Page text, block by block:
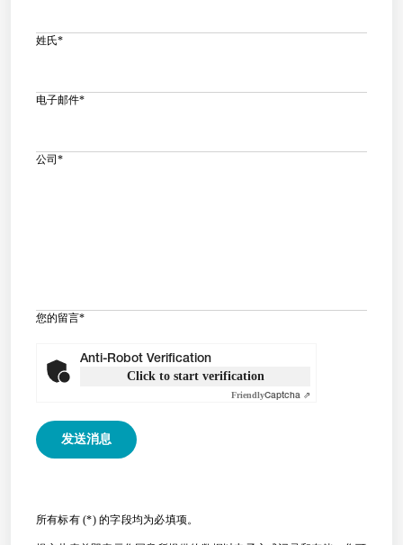
姓氏*
电子邮件*
公司 *
您的留言*
Anti-Robot Verification
Click to start verification
FriendlyCaptcha ⇗
所有标有 (*) 的字段均为必填项。